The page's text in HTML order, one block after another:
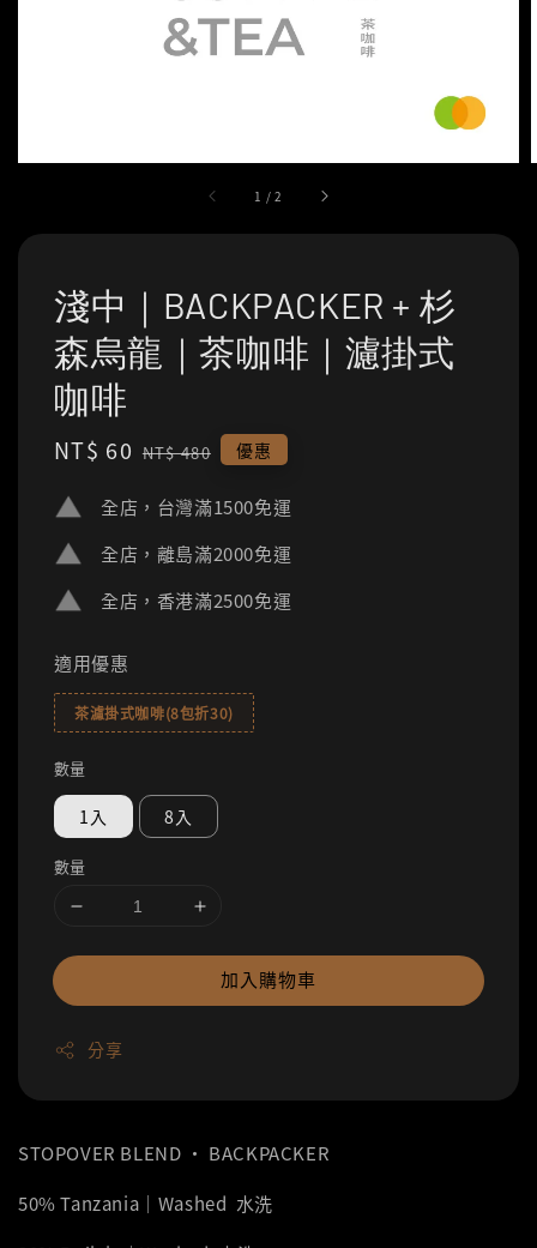
1 /2
淺中｜BACKPACKER + 杉
森烏龍｜茶咖啡｜濾掛式
咖啡
Sale
NT$ 60 Regular
NT$ 480 優惠
全店，台灣滿1500免運
全店，離島滿2000免運
全店，香港滿2500免運
適用優惠
茶濾掛式咖啡(8包折30)
數量
1入 8入
數量
加入購物車
分享
STOPOVER BLEND ‧ BACKPACKER
50% Tanzania｜Washed 水洗